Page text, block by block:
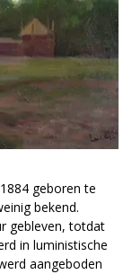
geboren te
bekend.
gebleven, totdat
in luministische
aangeboden